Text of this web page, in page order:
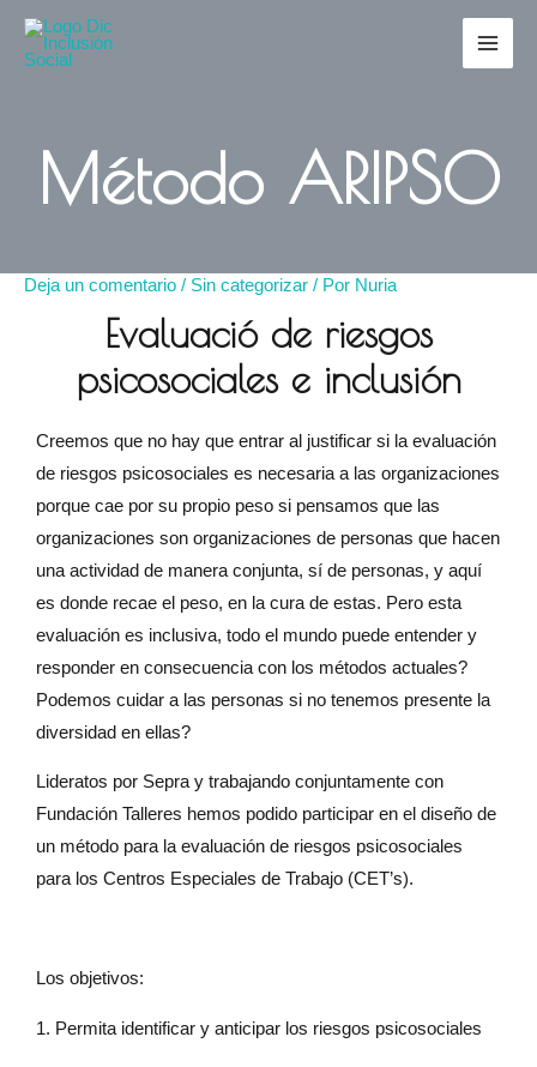
Método ARIPSO
Deja un comentario / Sin categorizar / Por Nuria
Evaluació de riesgos
psicosociales e inclusión
Creemos que no hay que entrar al justificar si la evaluación
de riesgos psicosociales es necesaria a las organizaciones
porque cae por su propio peso si pensamos que las
organizaciones son organizaciones de personas que hacen
una actividad de manera conjunta, sí de personas, y aquí
es donde recae el peso, en la cura de estas. Pero esta
evaluación es inclusiva, todo el mundo puede entender y
responder en consecuencia con los métodos actuales?
Podemos cuidar a las personas si no tenemos presente la
diversidad en ellas?
Lideratos por Sepra y trabajando conjuntamente con
Fundación Talleres hemos podido participar en el diseño de
un método para la evaluación de riesgos psicosociales
para los Centros Especiales de Trabajo (CET’s).
Los objetivos:
1. Permita identificar y anticipar los riesgos psicosociales